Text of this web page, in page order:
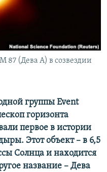
87 (Дева А) в созвездии
группы Event
горизонта
первое в истории
Этот объект – в 6,5
Солнца и находится
название – Дева